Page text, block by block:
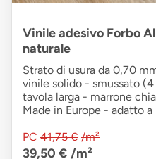
Vinile adesivo Forbo
naturale
Strato di usura da 0,70
vinile solido - smussato
tavola larga - marrone
Made in Europe - adatto
PC 41,75 € /m²
39,50 € /m²